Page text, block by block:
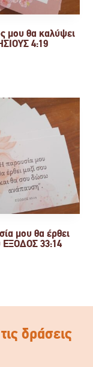
μου θα καλύψει
4:19
μου θα έρθει
ΕΞΟΔΟΣ 33:14
δράσεις